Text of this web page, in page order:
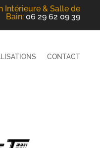
Intérieure & Salle de
Bain: 06 29 62 09 39
CONTACT